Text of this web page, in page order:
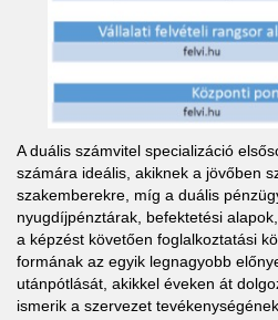
A duális számvitel specializáció
számára ideális, akiknek a jövőben
szakemberekre, míg a duális
nyugdíjpénztárak, befektetési
a képzést követően foglalkoztatási
formának az egyik legnagyobb
utánpótlását, akikkel éveken át
ismerik a szervezet